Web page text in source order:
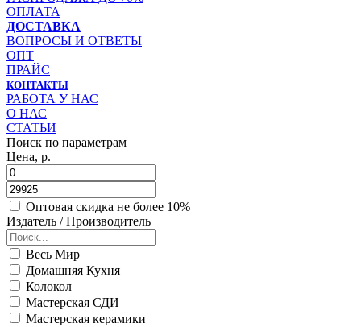
ОПЛАТА
ДОСТАВКА
ВОПРОСЫ И ОТВЕТЫ
ОПТ
ПРАЙС
КОНТАКТЫ
РАБОТА У НАС
О НАС
СТАТЬИ
Поиск по параметрам
Цена, р.
Оптовая скидка не более 10%
Издатель / Производитель
Весь Мир
Домашняя Кухня
Колокол
Мастерская СДИ
Мастерская керамики